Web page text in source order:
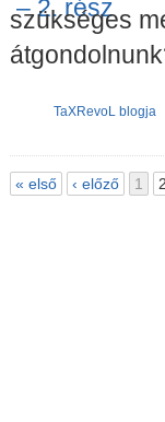
szükséges
TaXRevoL blogja
« első ‹ előző 1 2